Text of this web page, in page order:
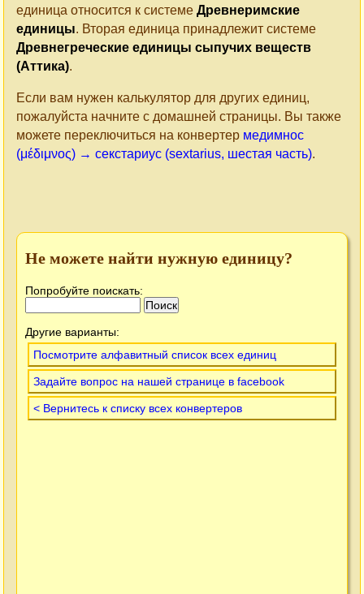
единица относится к системе Древнеримские
единицы. Вторая единица принадлежит системе
Древнегреческие единицы сыпучих веществ
(Аттика).
Если вам нужен калькулятор для других единиц,
пожалуйста начните с домашней страницы. Вы также
можете переключиться на конвертер медимнос
(μέδιμνος) → секстариус (sextarius, шестая часть).
Не можете найти нужную единицу?
Попробуйте поискать:
Другие варианты:
Посмотрите алфавитный список всех единиц
Задайте вопрос на нашей странице в facebook
< Вернитесь к списку всех конвертеров